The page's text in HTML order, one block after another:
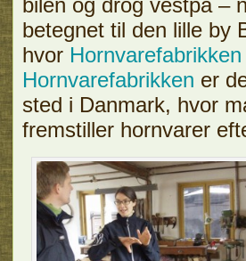
betegnet til den lille by
hvor Hornvarefabrikken
Hornvarefabrikken er
sted i Danmark, hvor
fremstiller hornvarer